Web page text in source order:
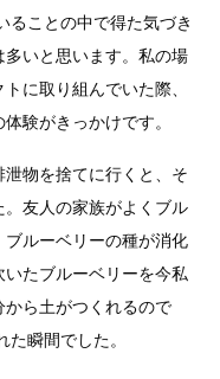
ることの中で得た気づき
いと思います。私の場
に取り組んでいた際、
験がきっかけです。
物を捨てに行くと、そ
友人の家族がよくブル
ルーベリーの種が消化
たブルーベリーを今私
ら土がつくれるので
瞬間でした。